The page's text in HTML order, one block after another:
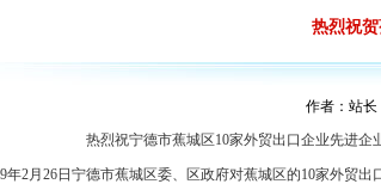
热烈祝
作者：站
祝宁德市蕉城区10家外贸出口企业先进企
2月26日宁德市蕉城区委、区政府对蕉城区的10家外贸出